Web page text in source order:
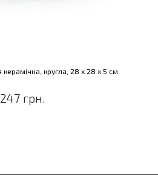
кругла, 28 х 28 х 5 см.
247 грн.